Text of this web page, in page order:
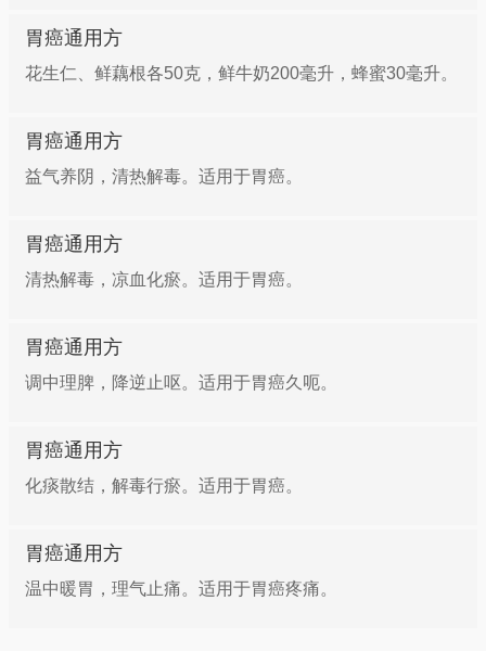
胃癌通用方
花生仁、鲜藕根各50克，鲜牛奶200毫升，蜂蜜30毫升。
胃癌通用方
益气养阴，清热解毒。适用于胃癌。
胃癌通用方
清热解毒，凉血化瘀。适用于胃癌。
胃癌通用方
调中理脾，降逆止呕。适用于胃癌久呃。
胃癌通用方
化痰散结，解毒行瘀。适用于胃癌。
胃癌通用方
温中暖胃，理气止痛。适用于胃癌疼痛。